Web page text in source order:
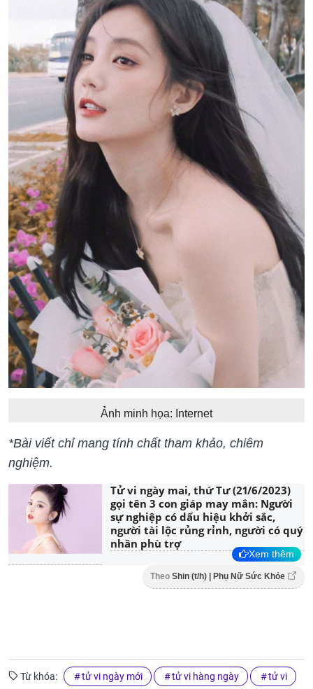
Ảnh minh họa: Internet
​​​​*Bài viết chỉ mang tính chất tham khảo, chiêm
nghiệm.
Tử vi ngày mai, thứ Tư (21/6/2023)
gọi tên 3 con giáp may mắn: Người
sự nghiệp có dấu hiệu khởi sắc,
người tài lộc rủng rỉnh, người có quý
nhân phù trợ
Xem thêm
Theo Shin (t/h) | Phụ Nữ Sức Khỏe
Từ khóa: tử vi ngày mới tử vi hàng ngày tử vi